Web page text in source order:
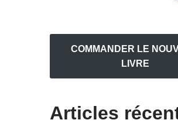
COMMANDER LE
LIVRE
Articles